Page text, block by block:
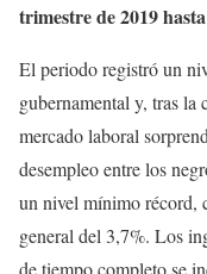
trimestre de 2019
El periodo registró un
gubernamental y, tras
mercado laboral
desempleo entre los
un nivel mínimo récord,
general del 3,7%. Los
de tiempo completo se